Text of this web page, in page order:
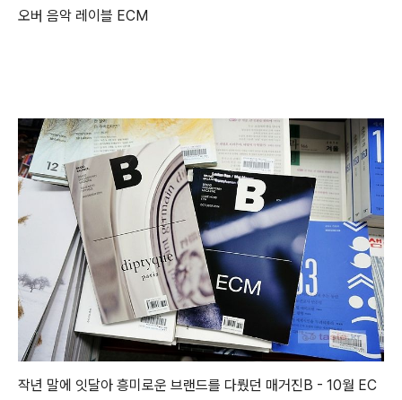
오버 음악 레이블 ECM
작년 말에 잇달아 흥미로운 브랜드를 다뤘던 매거진B - 10월 EC